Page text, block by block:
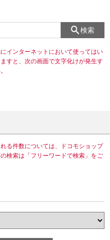
検索
インターネットにおいて使ってはい
すと、次の画面で文字化けが発生す
る件数については、ドコモショップ
検索は「フリーワードで検索」をご